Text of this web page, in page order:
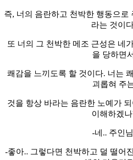
즉, 너의 음란하고 천박한 행동으로
라는 것이
또 너의 그 천박한 메조 근성은 네
을 당하면서
쾌감을 느끼도록 할 것이다. 너는
괴롭혀 주
것을 항상 바라는 음란한 노예가
이해하겠
-네.. 주인
-좋아.. 그렇다면 천박하고 덜 떨어